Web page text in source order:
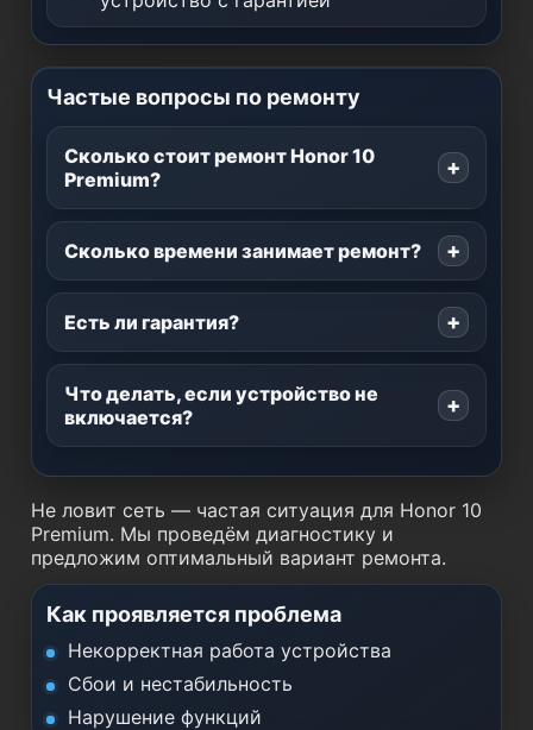
Частые вопросы по ремонту
Сколько стоит ремонт Honor 10
Premium?
Сколько времени занимает ремонт?
Есть ли гарантия?
Что делать, если устройство не
включается?
Не ловит сеть — частая ситуация для Honor 10
Premium. Мы проведём диагностику и
предложим оптимальный вариант ремонта.
Как проявляется проблема
Некорректная работа устройства
Сбои и нестабильность
Нарушение функций